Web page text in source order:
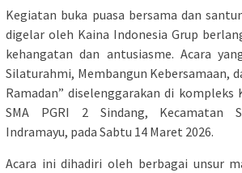
Kegiatan buka puasa bersama dan
digelar oleh Kaina Indonesia Grup
kehangatan dan antusiasme. Acara
Silaturahmi, Membangun Kebersamaan,
Ramadan” diselenggarakan di kompleks
SMA PGRI 2 Sindang, Kecamatan
Indramayu, pada Sabtu 14 Maret 2026.
Acara ini dihadiri oleh berbagai unsur